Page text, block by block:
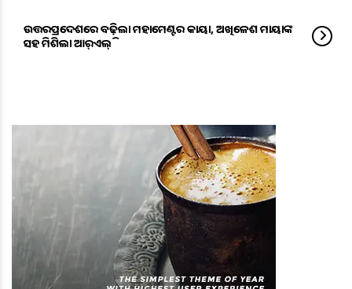
ଉତ୍ତରପ୍ରଦେଶରେ ବଢ଼ିଲା ମହାମେଣ୍ଟର କାୟା, ଅଖିଳେଶ ମାୟାଙ୍କ
ସହ ମିଶିଲା ଆର୍‌ଏଲ୍‌ଡି